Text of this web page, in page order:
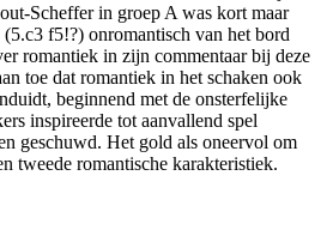
Scheffer in groep A was kort maar
f5!?) onromantisch van het bord
romantiek in zijn commentaar bij deze
toe dat romantiek in het schaken ook
beginnend met de onsterfelijke
inspireerde tot aanvallend spel
geschuwd. Het gold als oneervol om
tweede romantische karakteristiek.